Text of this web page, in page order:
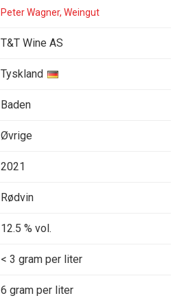
Peter Wagner, Weingut
T&T Wine AS
Tyskland
Baden
Øvrige
2021
Rødvin
12.5 % vol.
< 3 gram per liter
6 gram per liter